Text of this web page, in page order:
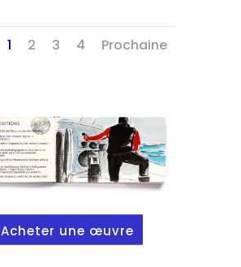
1 2 3 4 Prochaine
Acheter une œuvre